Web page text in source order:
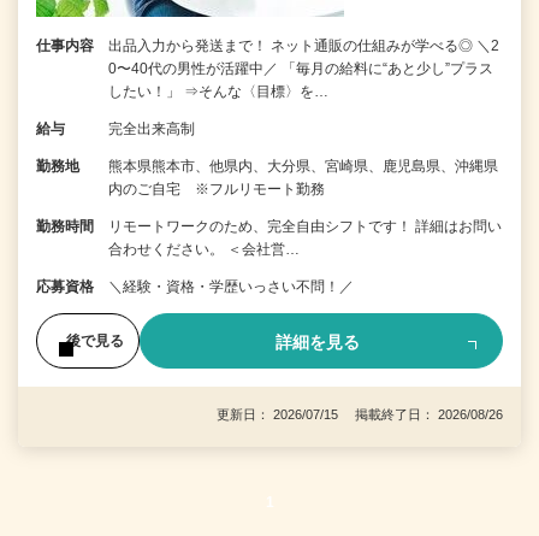
仕事内容
出品入力から発送まで！ ネット通販の仕組みが学べる◎ ＼2
0〜40代の男性が活躍中／ 「毎月の給料に“あと少し”プラス
したい！」 ⇒そんな〈目標〉を…
給与 完全出来高制
勤務地
熊本県熊本市、他県内、大分県、宮崎県、鹿児島県、沖縄県
内のご自宅 ※フルリモート勤務
勤務時間
リモートワークのため、完全自由シフトです！ 詳細はお問い
合わせください。 ＜会社営…
応募資格 ＼経験・資格・学歴いっさい不問！／
後で見る 詳細を見る
更新日： 2026/07/15 掲載終了日： 2026/08/26
1